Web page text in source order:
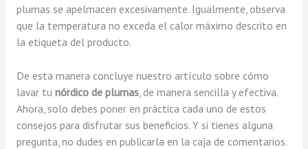
plumas se apelmacen excesivamente. Igualmente, observa
que la temperatura no exceda el calor máximo descrito en
la etiqueta del producto.
De esta manera concluye nuestro artículo sobre cómo
lavar tu nórdico de plumas, de manera sencilla y efectiva.
Ahora, solo debes poner en práctica cada uno de estos
consejos para disfrutar sus beneficios. Y si tienes alguna
pregunta, no dudes en publicarla en la caja de comentarios.